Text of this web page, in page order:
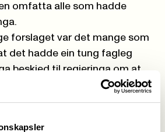
omfatta alle som hadde
forslaget var det mange som
det hadde ein tung fagleg
beskjed til regjeringa om at
å ordne opp i, og det
med fagbrev